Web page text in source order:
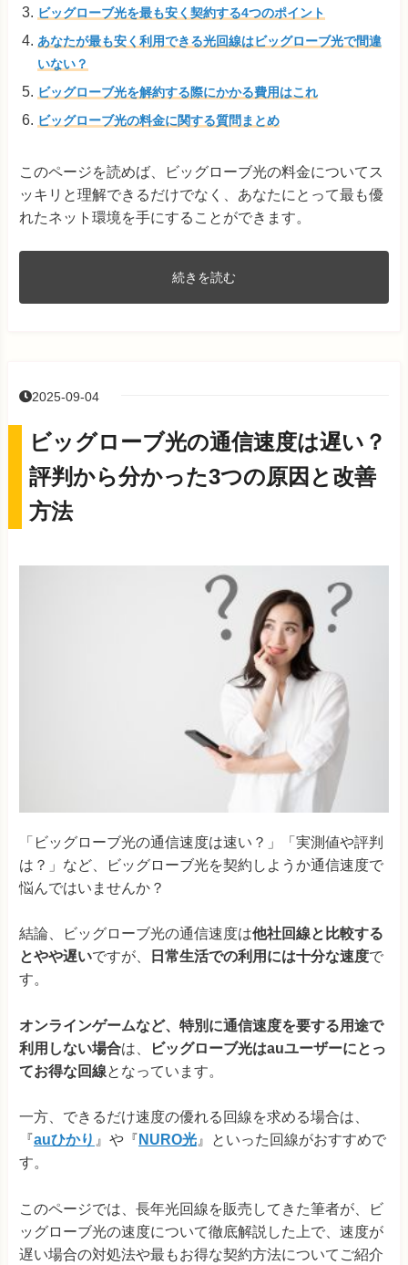
ビッグローブ光を最も安く契約する4つのポイント
あなたが最も安く利用できる光回線はビッグローブ光で間違
いない？
ビッグローブ光を解約する際にかかる費用はこれ
ビッグローブ光の料金に関する質問まとめ
このページを読めば、ビッグローブ光の料金についてス
ッキリと理解できるだけでなく、あなたにとって最も優
れたネット環境を手にすることができます。
続きを読む
2025-09-04
ビッグローブ光の通信速度は遅い？
評判から分かった3つの原因と改善
方法
「ビッグローブ光の通信速度は速い？」「実測値や評判
は？」など、ビッグローブ光を契約しようか通信速度で
悩んではいませんか？
結論、ビッグローブ光の通信速度は他社回線と比較する
とやや遅いですが、 日常生活での利用には十分な速度で
す。
オンラインゲームなど、特別に通信速度を要する用途で
利用しない場合は、
ビッグローブ光はauユーザーにとっ
てお得な回線となっています。
一方、できるだけ速度の優れる回線を求める場合は、
『 auひかり 』や『 NURO光』といった回線がおすすめで
す。
このページでは、長年光回線を販売してきた筆者が、ビ
ッグローブ光の速度について徹底解説した上で、速度が
遅い場合の対処法や最もお得な契約方法についてご紹介